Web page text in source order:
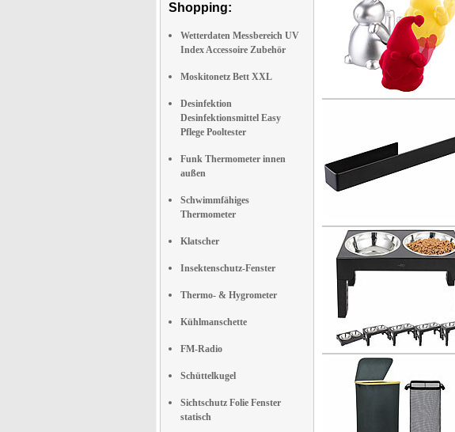
Shopping:
Wetterdaten Messbereich UV
Index Accessoire Zubehör
Moskitonetz Bett XXL
Desinfektion
Desinfektionsmittel Easy
Pflege Pooltester
Funk Thermometer innen
außen
Schwimmfähiges
Thermometer
Klatscher
Insektenschutz-Fenster
Thermo- & Hygrometer
Kühlmanschette
FM-Radio
Schüttelkugel
Sichtschutz Folie Fenster
statisch